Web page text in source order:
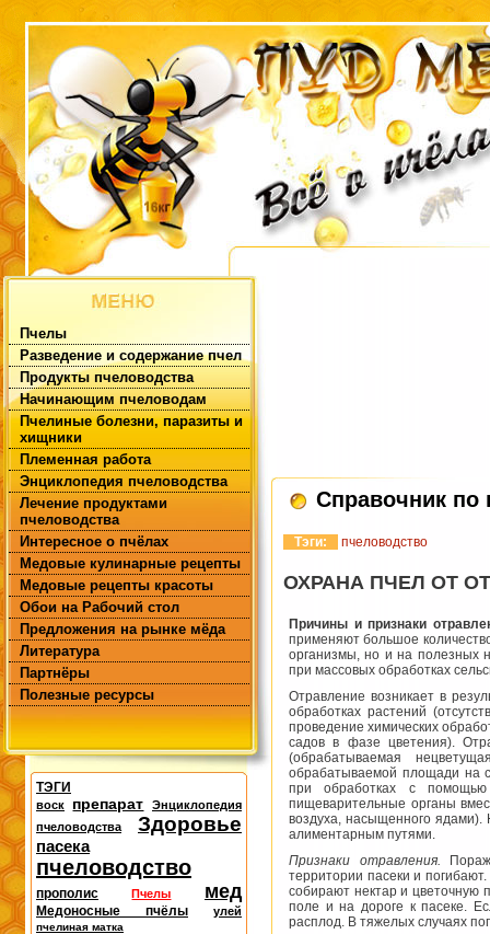
Пчелы
Разведение и содержание пчел
Продукты пчеловодства
Начинающим пчеловодам
Пчелиные болезни, паразиты и
хищники
Племенная работа
Энциклопедия пчеловодства
Лечение продуктами
пчеловодства
Интересное о пчёлах
Медовые кулинарные рецепты
Медовые рецепты красоты
Обои на Рабочий стол
Предложения на рынке мёда
Литература
Партнёры
Полезные ресурсы
ТЭГИ
воск препарат
Энциклопедия
пчеловодства
Здоровье
пасека
пчеловодство
прополис Пчелы мед
Медоносные пчёлы улей
пчелиная матка
Справочник по
Тэги: пчеловодство
ОХРАНА ПЧЕЛ ОТ
Причины и признаки
применяют большое
организмы, но и на полезных
при массовых обработках
Отравление возникает в
обработках растений
проведение химических
садов в фазе цветения).
(обрабатываемая
обрабатываемой площади на
при обработках с
пищеварительные органы
воздуха, насыщенного
алиментарным путями.
Признаки отравления.
территории пасеки и
собирают нектар и цветочную
поле и на дороге к пасеке.
расплод. В тяжелых случаях